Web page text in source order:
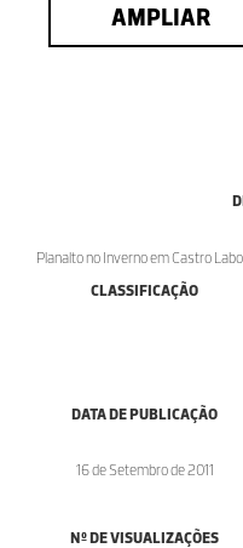
AMPLIAR
Planalto no Inverno em Castro
CLASSIFICAÇÃO
DATA DE PUBLICAÇÃO
16 de Setembro de 2011
Nº DE VISUALIZAÇÕES